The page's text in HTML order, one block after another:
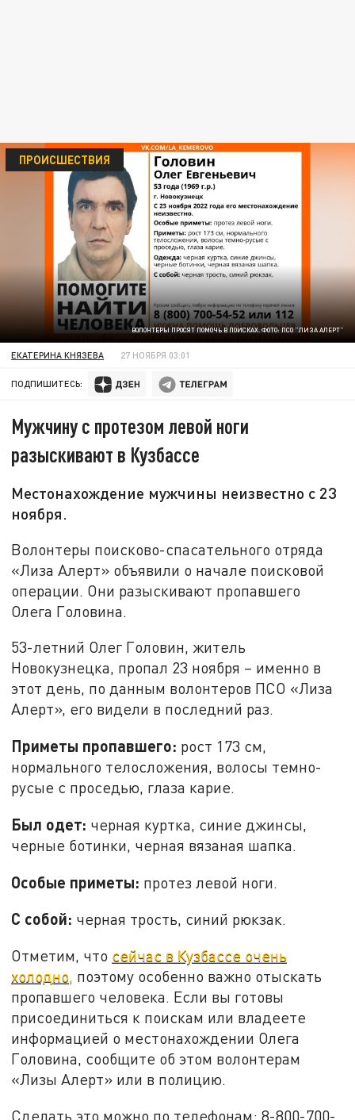
ВОЛОНТЕРЫ ПРОСЯТ ПОМОЧЬ В ПОИСКАХ. ФОТО: ПСО "ЛИЗА АЛЕРТ"
ПРОИСШЕСТВИЯ
ЕКАТЕРИНА КНЯЗЕВА 27 НОЯБРЯ 03:01
ПОДПИШИТЕСЬ:
Мужчину с протезом левой ноги
разыскивают в Кузбассе
Местонахождение мужчины неизвестно с 23
ноября.
Волонтеры поисково-спасательного отряда
«Лиза Алерт» объявили о начале поисковой
операции. Они разыскивают пропавшего
Олега Головина.
53-летний Олег Головин, житель
Новокузнецка, пропал 23 ноября – именно в
этот день, по данным волонтеров ПСО «Лиза
Алерт», его видели в последний раз.
Приметы пропавшего: рост 173 см,
нормального телосложения, волосы темно-
русые с проседью, глаза карие.
Был одет: черная куртка, синие джинсы,
черные ботинки, черная вязаная шапка.
Особые приметы: протез левой ноги.
С собой: черная трость, синий рюкзак.
Отметим, что сейчас в Кузбассе очень
холодно, поэтому особенно важно отыскать
пропавшего человека. Если вы готовы
присоединиться к поискам или владеете
информацией о местонахождении Олега
Головина, сообщите об этом волонтерам
«Лизы Алерт» или в полицию.
Сделать это можно по телефонам: 8-800-700-